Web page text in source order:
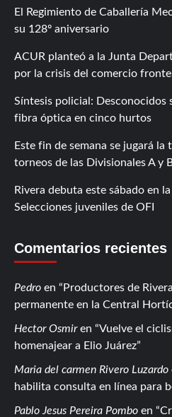
El Regimiento de Caballería
su 128º aniversario
ACUR planteó a la Junta
por la crisis del comercio
Síntesis policial: Desconocidos
fibra óptica en cinco hurtos
Este fin de semana se jugará la
torneos de las Divisionales A y
Rivera debuta este sábado en
Selecciones juveniles de OFI
Comentarios recientes
Pedro en
Productores de
permanente en la Central
Hector Osmiren
Vuelve el
homenajear a Elio Juárez
Maria del carmen Rivero Luzardo
habilita consulta en línea para
Pablo Jesus Pereira Pombo en